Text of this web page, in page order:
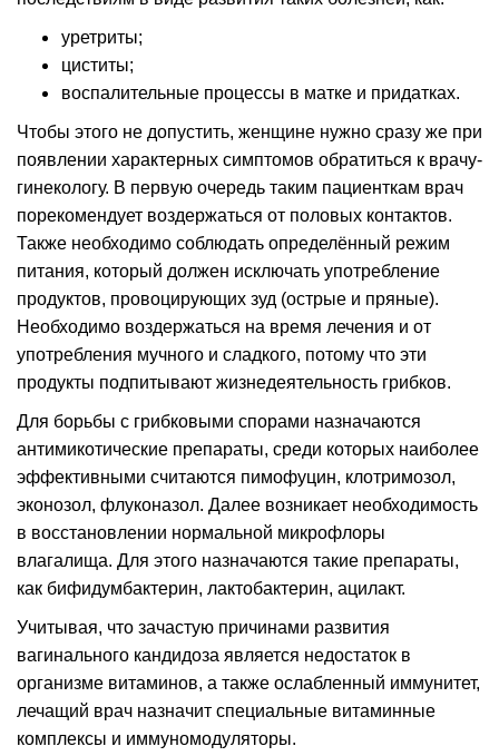
уретриты;
циститы;
воспалительные процессы в матке и придатках.
Чтобы этого не допустить, женщине нужно сразу же при
появлении характерных симптомов обратиться к врачу-
гинекологу. В первую очередь таким пациенткам врач
порекомендует воздержаться от половых контактов.
Также необходимо соблюдать определённый режим
питания, который должен исключать употребление
продуктов, провоцирующих зуд (острые и пряные).
Необходимо воздержаться на время лечения и от
употребления мучного и сладкого, потому что эти
продукты подпитывают жизнедеятельность грибков.
Для борьбы с грибковыми спорами назначаются
антимикотические препараты, среди которых наиболее
эффективными считаются пимофуцин, клотримозол,
эконозол, флуконазол. Далее возникает необходимость
в восстановлении нормальной микрофлоры
влагалища. Для этого назначаются такие препараты,
как бифидумбактерин, лактобактерин, ацилакт.
Учитывая, что зачастую причинами развития
вагинального кандидоза является недостаток в
организме витаминов, а также ослабленный иммунитет,
лечащий врач назначит специальные витаминные
комплексы и иммуномодуляторы.